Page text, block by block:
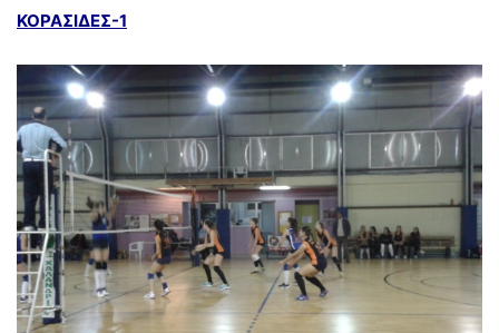
ΚΟΡΑΣΙΔΕΣ-1